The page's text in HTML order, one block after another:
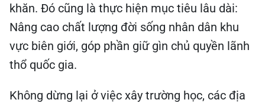
khăn. Đó cũng là thực hiện mục tiêu lâu dài:
Nâng cao chất lượng đời sống nhân dân khu
vực biên giới, góp phần giữ gìn chủ quyền lãnh
thổ quốc gia.
Không dừng lại ở việc xây trường học, các địa